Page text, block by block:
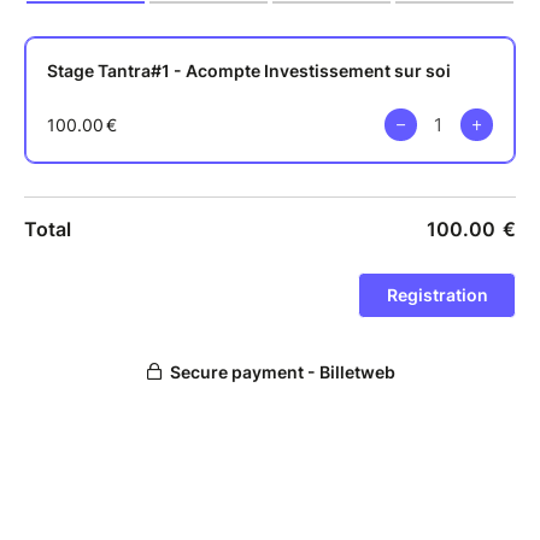
femmes présentes.
Embarquez avec nous pour ce week-end
d'exploration intime, où la magie du féminin
Je vous propose un stage de 3 jours avec un
moments dédiés à l'expression authentique et
à l'écoute empathique entre les participantes.